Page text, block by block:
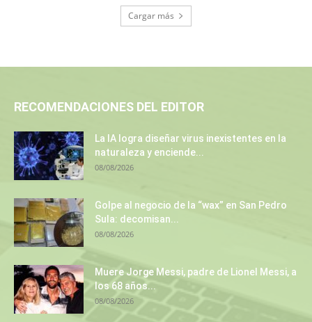
Cargar más
RECOMENDACIONES DEL EDITOR
La IA logra diseñar virus inexistentes en la
naturaleza y enciende...
08/08/2026
Golpe al negocio de la “wax” en San Pedro
Sula: decomisan...
08/08/2026
Muere Jorge Messi, padre de Lionel Messi, a
los 68 años...
08/08/2026